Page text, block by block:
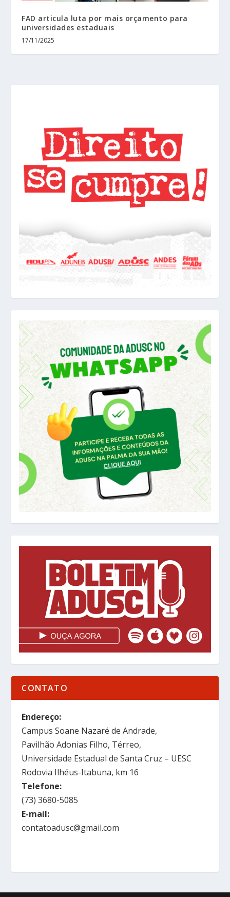
FAD articula luta por mais orçamento para
universidades estaduais
17/11/2025
CONTATO
Endereço:
Campus Soane Nazaré de Andrade,
Pavilhão Adonias Filho, Térreo,
Universidade Estadual de Santa Cruz – UESC
Rodovia Ilhéus-Itabuna, km 16
Telefone:
(73) 3680-5085
E-mail:
contatoadusc@gmail.com